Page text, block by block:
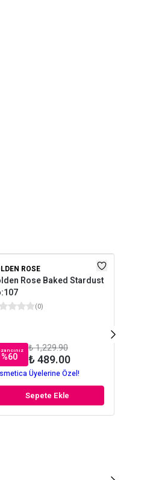
ROSE
Rose Baked Stardust
(0)
%60
₺ 1,229.90
₺ 489.00
Üyelerine Özel!
Sepete Ekle